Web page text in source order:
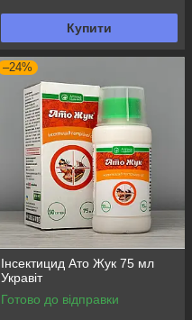
Купити
–24%
Інсектицид Ато Жук 75 мл
Укравіт
Готово до відправки